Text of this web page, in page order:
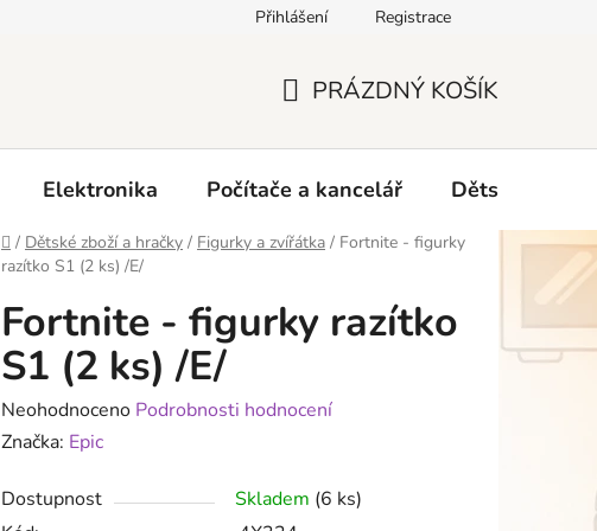
Přihlášení Registrace
KOŠÍK
PRÁZDNÝ KOŠÍK
Elektronika Počítače a kancelář Dětské zboží
Domů
/ Dětské zboží a hračky / Figurky a zvířátka / Fortnite - figurky
razítko S1 (2 ks) /E/
Fortnite - figurky razítko
S1 (2 ks) /E/
Průměrné
hodnocení
je
Neohodnoceno Podrobnosti hodnocení
Značka: Epic
Dostupnost Skladem (6 ks)